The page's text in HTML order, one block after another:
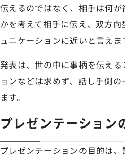
伝えるのではなく、相手は何
かを考えて相手に伝え、双方
ュニケーションに近いと言えま
発表は、世の中に事柄を伝え
ョンなどは求めず、話し手側
ます。
プレゼンテーション
プレゼンテーションの目的は